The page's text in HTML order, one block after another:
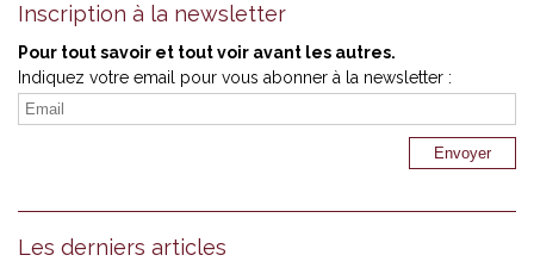
Inscription à la newsletter
Pour tout savoir et tout voir avant les autres.
Indiquez votre email pour vous abonner à la newsletter :
Les derniers articles